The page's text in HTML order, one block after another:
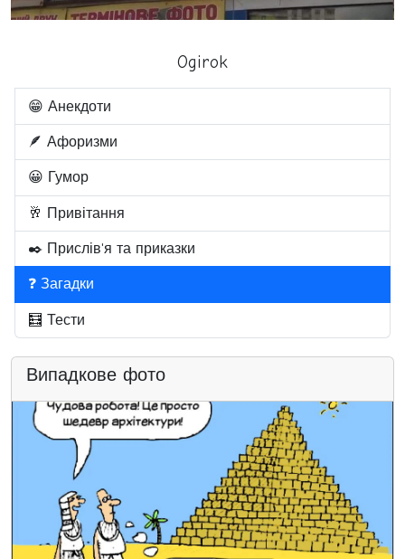
Ogirok
😁 Анекдоти
🪶 Афоризми
😀 Гумор
🥂 Привітання
✒️ Прислів'я та приказки
❓ Загадки
🧮 Тести
Випадкове фото